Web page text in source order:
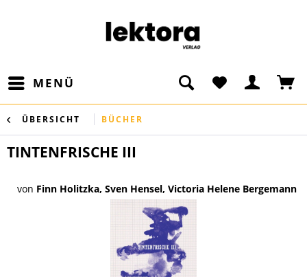
MENÜ
ÜBERSICHT BÜCHER
TINTENFRISCHE III
von Finn Holitzka, Sven Hensel, Victoria Helene Bergemann